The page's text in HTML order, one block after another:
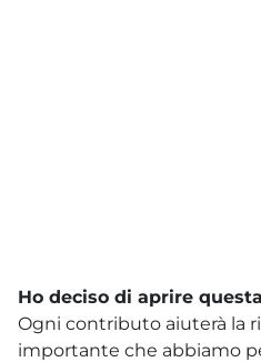
Ho deciso di aprire
Ogni contributo aiuterà la
importante che abbiamo